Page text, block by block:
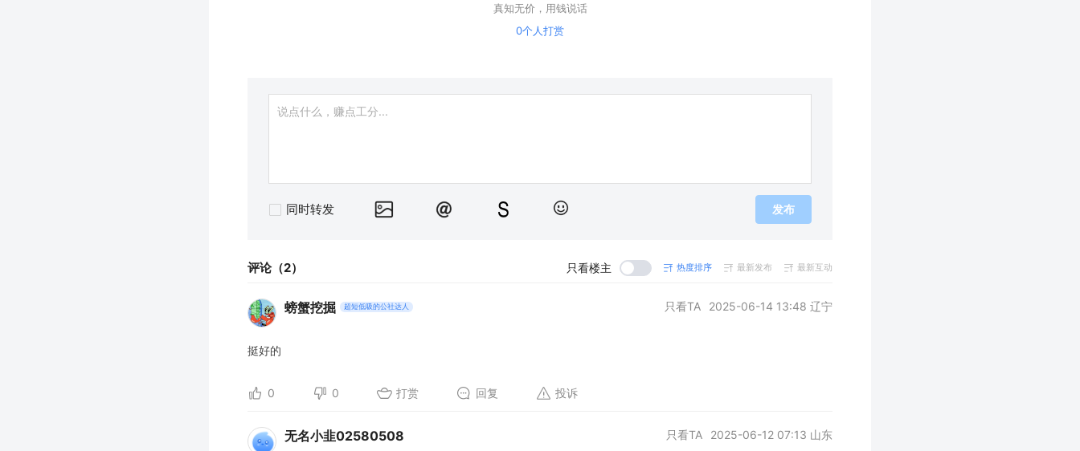
真知无价，用钱说话
0个人打赏
同时转发 发布
评论（2） 只看楼主 热度排序 最新发布 最新互动
螃蟹挖掘 超短低吸的公社达人 只看TA 2025-06-14 13:48 辽宁
挺好的
0 0 打赏 回复 投诉
无名小韭02580508 只看TA 2025-06-12 07:13 山东